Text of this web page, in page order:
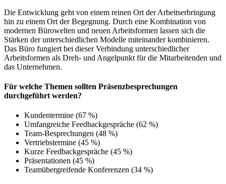
Die Entwicklung geht von einem reinen Ort der Arbeitserbringung
hin zu einem Ort der Begegnung. Durch eine Kombination von
modernen Bürowelten und neuen Arbeitsformen lassen sich die
Stärken der unterschiedlichen Modelle miteinander kombinieren.
Das Büro fungiert bei dieser Verbindung unterschiedlicher
Arbeitsformen als Dreh- und Angelpunkt für die Mitarbeitenden und
das Unternehmen.
Für welche Themen sollten Präsenzbesprechungen
durchgeführt werden?
Kundentermine (67 %)
Umfangreiche Feedbackgespräche (62 %)
Team-Besprechungen (48 %)
Vertriebstermine (45 %)
Kurze Feedbackgespräche (45 %)
Präsentationen (45 %)
Teamübergreifende Konferenzen (34 %)